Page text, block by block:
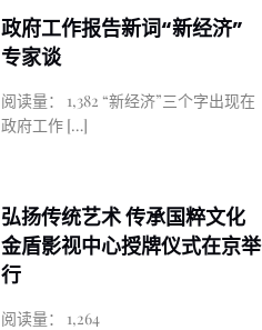
政府工作报告新词“新经济”
专家谈
阅读量： 1,382 “新经济”三个字出现在
政府工作[…]
弘扬传统艺术 传承国粹文化
金盾影视中心授牌仪式在京举
行
阅读量： 1,264